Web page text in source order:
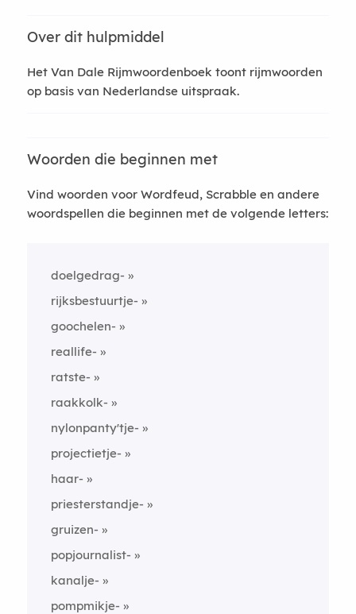
Over dit hulpmiddel
Het Van Dale Rijmwoordenboek toont rijmwoorden
op basis van Nederlandse uitspraak.
Woorden die beginnen met
Vind woorden voor Wordfeud, Scrabble en andere
woordspellen die beginnen met de volgende letters:
doelgedrag-
rijksbestuurtje-
goochelen-
reallife-
ratste-
raakkolk-
nylonpanty'tje-
projectietje-
haar-
priesterstandje-
gruizen-
popjournalist-
kanalje-
pompmikje-